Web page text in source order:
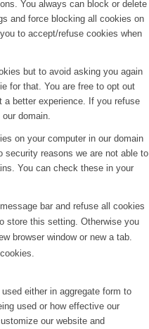
You always can block or delete
and force blocking all cookies on
to accept/refuse cookies when
but to avoid asking you again
for that. You are free to opt out
better experience. If you refuse
domain.
on your computer in our domain
security reasons we are not able to
You can check these in your
bar and refuse all cookies
store this setting. Otherwise you
browser window or new a tab.
either in aggregate form to
used or how effective our
our website and